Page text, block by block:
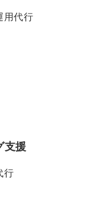
用代行
支援
行